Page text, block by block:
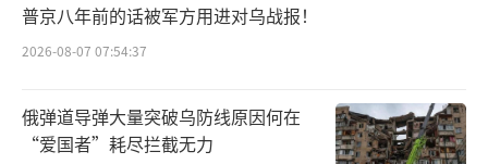
普京八年前的话被军方用进对乌战报！
2026-08-07 07:54:37
俄弹道导弹大量突破乌防线原因何在
“爱国者”耗尽拦截无力